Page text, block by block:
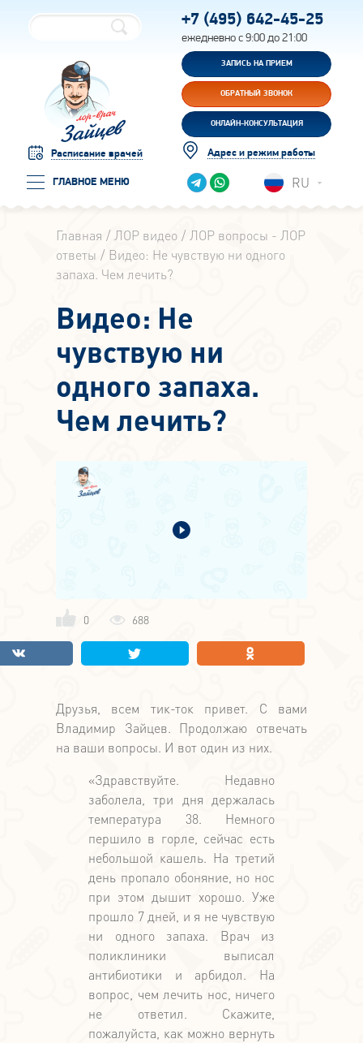
Расписание врачей
ГЛАВНОЕ МЕНЮ
+7 (495) 642-45-25
ежедневно с 9:00 до 21:00
ЗАПИСЬ НА ПРИЕМ
ОБРАТНЫЙ ЗВОНОК
ОНЛАЙН-КОНСУЛЬТАЦИЯ
Адрес и режим работы
RU
Главная ЛОР видео
ЛОР вопросы - ЛОР
ответы
Видео: Не чувствую ни одного
запаха. Чем лечить?
Видео: Не
чувствую ни
одного запаха.
Чем лечить?
0 688
Друзья, всем тик-ток привет. С вами
Владимир Зайцев. Продолжаю отвечать
на ваши вопросы. И вот один из них.
«Здравствуйте. Недавно
заболела, три дня держалась
температура 38. Немного
першило в горле, сейчас есть
небольшой кашель. На третий
день пропало обоняние, но нос
при этом дышит хорошо. Уже
прошло 7 дней, и я не чувствую
ни одного запаха. Врач из
поликлиники выписал
антибиотики и арбидол. На
вопрос, чем лечить нос, ничего
не ответил. Скажите,
пожалуйста, как можно вернуть